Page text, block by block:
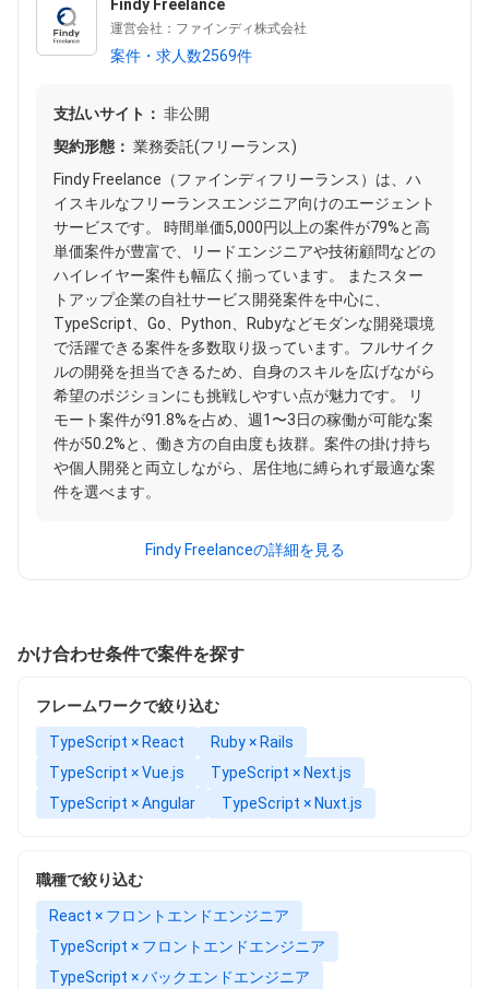
Findy Freelance
運営会社：ファインディ株式会社
案件・求人数2569件
支払いサイト： 非公開
契約形態： 業務委託(フリーランス)
Findy Freelance（ファインディフリーランス）は、ハ
イスキルなフリーランスエンジニア向けのエージェント
サービスです。 時間単価5,000円以上の案件が79%と高
単価案件が豊富で、リードエンジニアや技術顧問などの
ハイレイヤー案件も幅広く揃っています。 またスター
トアップ企業の自社サービス開発案件を中心に、
TypeScript、Go、Python、Rubyなどモダンな開発環境
で活躍できる案件を多数取り扱っています。フルサイク
ルの開発を担当できるため、自身のスキルを広げながら
希望のポジションにも挑戦しやすい点が魅力です。 リ
モート案件が91.8%を占め、週1〜3日の稼働が可能な案
件が50.2%と、働き方の自由度も抜群。案件の掛け持ち
や個人開発と両立しながら、居住地に縛られず最適な案
件を選べます。
Findy Freelanceの詳細を見る
かけ合わせ条件で案件を探す
フレームワークで絞り込む
TypeScript × React
Ruby × Rails
TypeScript × Vue.js
TypeScript × Next.js
TypeScript × Angular
TypeScript × Nuxt.js
職種で絞り込む
React × フロントエンドエンジニア
TypeScript × フロントエンドエンジニア
TypeScript × バックエンドエンジニア